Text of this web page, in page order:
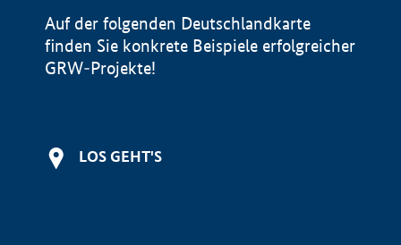
Auf der folgenden Deutschlandkarte
finden Sie konkrete Beispiele erfolgreicher
GRW-Projekte!
LOS GEHT'S